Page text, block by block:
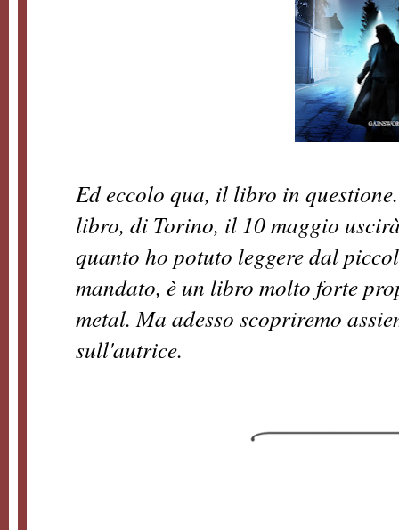
Ed eccolo qua, il libro in
libro, di Torino, il 10 maggio
quanto ho potuto leggere dal
mandato, è un libro molto forte
metal. Ma adesso scopriremo
sull'autrice.